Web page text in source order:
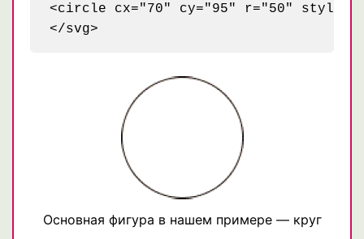
<circle cx="70" cy="95" r="50"
Основная фигура в нашем примере — круг